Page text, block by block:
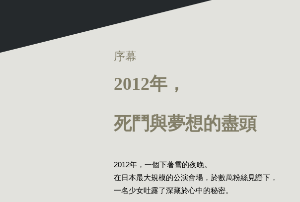
序幕
2012年，
死鬥與夢想的盡頭
2012年，一個下著雪的夜晚。
在日本最大規模的公演會場，於數萬粉絲見證下，
一名少女吐露了深藏於心中的秘密。